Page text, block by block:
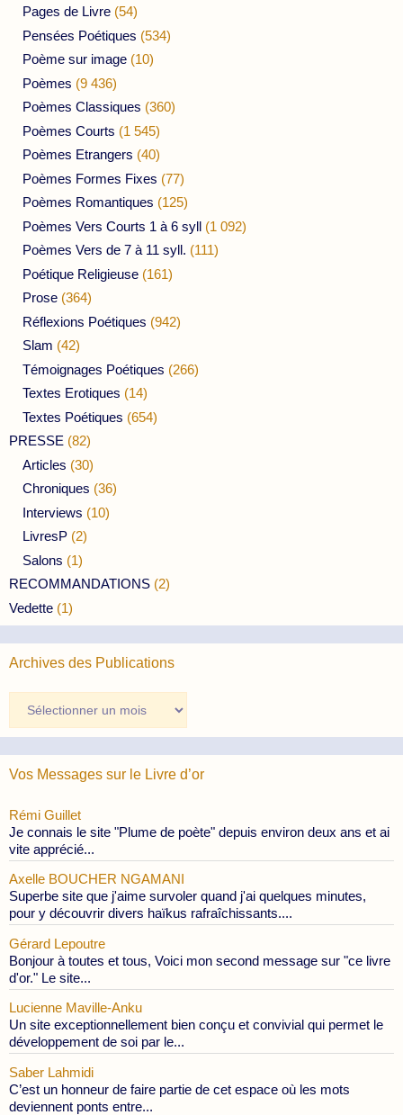
Pages de Livre (54)
Pensées Poétiques (534)
Poème sur image (10)
Poèmes (9 436)
Poèmes Classiques (360)
Poèmes Courts (1 545)
Poèmes Etrangers (40)
Poèmes Formes Fixes (77)
Poèmes Romantiques (125)
Poèmes Vers Courts 1 à 6 syll (1 092)
Poèmes Vers de 7 à 11 syll. (111)
Poétique Religieuse (161)
Prose (364)
Réflexions Poétiques (942)
Slam (42)
Témoignages Poétiques (266)
Textes Erotiques (14)
Textes Poétiques (654)
PRESSE (82)
Articles (30)
Chroniques (36)
Interviews (10)
LivresP (2)
Salons (1)
RECOMMANDATIONS (2)
Vedette (1)
Archives des Publications
des
Publications
Vos Messages sur le Livre d’or
Rémi Guillet
Je connais le site "Plume de poète" depuis environ deux ans et ai
vite apprécié...
Axelle BOUCHER NGAMANI
Superbe site que j'aime survoler quand j'ai quelques minutes,
pour y découvrir divers haïkus rafraîchissants....
Gérard Lepoutre
Bonjour à toutes et tous, Voici mon second message sur "ce livre
d'or." Le site...
Lucienne Maville-Anku
Un site exceptionnellement bien conçu et convivial qui permet le
développement de soi par le...
Saber Lahmidi
C’est un honneur de faire partie de cet espace où les mots
deviennent ponts entre...